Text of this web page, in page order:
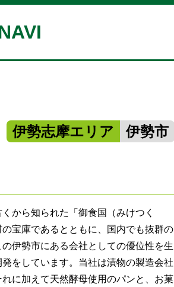
伊勢志摩エリア 伊勢市
から知られた「御食国（みけつく
宝庫であるとともに、国内でも抜群の
伊勢市にある会社としての優位性を生
をしています。当社は漬物の製造会社
に加えて天然酵母使用のパンと、お菓